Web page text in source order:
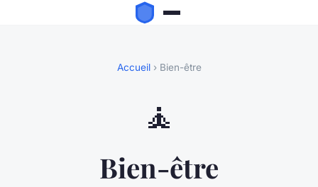
Accueil› Bien-être
🧘
Bien-être